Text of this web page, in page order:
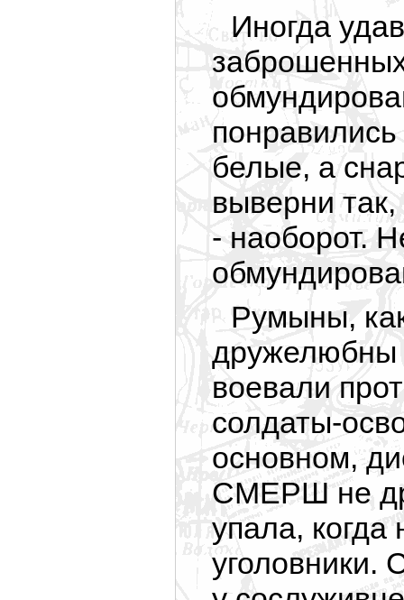
Иногда
белые, а
выверни
- наоборот.
Румыны,
дружелюбны
воевали
солдаты-
основном,
СМЕРШ не
упала,
уголовники.